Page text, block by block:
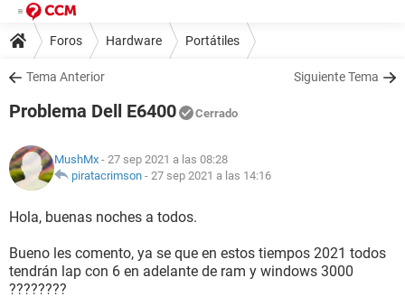
Foros Hardware Portátiles
Tema Anterior Siguiente Tema
Problema Dell E6400 Cerrado
MushMx - 27 sep 2021 a las 08:28
piratacrimson - 27 sep 2021 a las 14:16
Hola, buenas noches a todos.
Bueno les comento, ya se que en estos tiempos 2021 todos
tendrán lap con 6 en adelante de ram y windows 3000
????????